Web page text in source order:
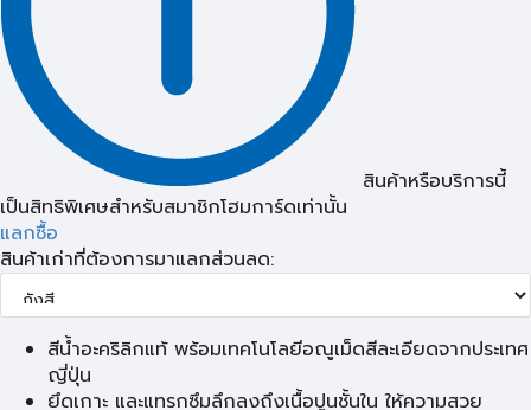
สินค้าหรือบริการนี้
เป็นสิทธิพิเศษสำหรับสมาชิกโฮมการ์ดเท่านั้น
แลกซื้อ
สินค้าเก่าที่ต้องการมาแลกส่วนลด:
สีน้ำอะคริลิกแท้ พร้อมเทคโนโลยีอณูเม็ดสีละเอียดจากประเทศ
ญี่ปุ่น
ยึดเกาะ และแทรกซึมลึกลงถึงเนื้อปูนชั้นใน ให้ความสวย